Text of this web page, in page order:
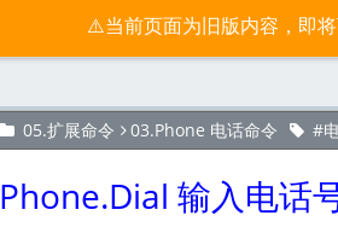
⚠️当前页面为旧版内容，即
归档 标签 社区 关于
05.扩展命令 03.Phone 电话命令
Phone.Dial 输入电话